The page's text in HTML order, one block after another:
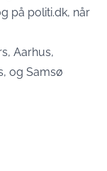
på politi.dk, når
Aarhus,
og Samsø